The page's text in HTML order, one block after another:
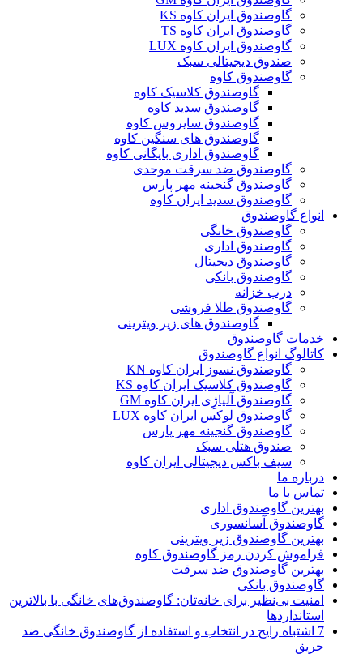
گاوصندوق ایران کاوه KS
گاوصندوق ایران کاوه TS
گاوصندوق ایران کاوه LUX
صندوق دیجیتالی سبک
گاوصندوق کاوه
گاوصندوق کلاسیک کاوه
گاوصندوق سدید کاوه
گاوصندوق سایروس کاوه
گاوصندوق های سنگین کاوه
گاوصندوق اداری بایگانی کاوه
گاوصندوق ضد سرقت موحدی
گاوصندوق گنجینه مهر پارس
گاوصندوق سدید ایران کاوه
انواع گاوصندوق
گاوصندوق خانگی
گاوصندوق اداری
گاوصندوق دیجیتال
گاوصندوق بانکی
درب خزانه
گاوصندوق طلا فروشی
گاوصندوق های زیر ویترینی
خدمات گاوصندوق
کاتالوگ انواع گاوصندوق
گاوصندوق نسوز ایران کاوه KN
گاوصندوق کلاسیک ایران کاوه KS
گاوصندوق آلیاژِی ایران کاوه GM
گاوصندوق لوکس ایران کاوه LUX
گاوصندوق گنجینه مهر پارس
صندوق هتلی سبک
سیف باکس دیجیتالی ایران کاوه
درباره ما
تماس با ما
بهترین گاوصندوق اداری
گاوصندوق آسانسوری
بهترین گاوصندوق زیر ویترینی
فراموش کردن رمز گاوصندوق کاوه
بهترین گاوصندوق ضد سرقت
گاوصندوق بانکی
امنیت بی‌نظیر برای خانه‌تان: گاوصندوق‌های خانگی با بالاترین
استانداردها
7 اشتباه رایج در انتخاب و استفاده از گاوصندوق خانگی ضد
حریق